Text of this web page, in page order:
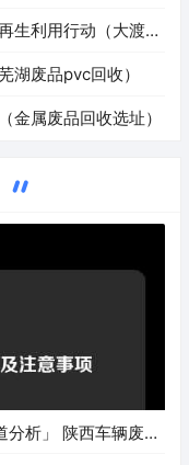
生利用行动（大渡口
废品pvc回收）
金属废品回收选址）
分析」 陕西车辆废铁